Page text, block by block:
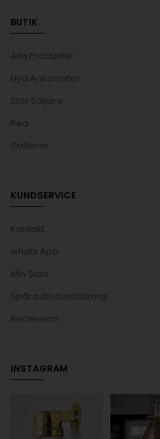
BUTIK
Alla Produkter
Nya Ankomster
Stor Säljare
Rea
Gallerier
KUNDSERVICE
Kontakt
whats App
Min Sida
Spåra din beställning
Recension
INSTAGRAM